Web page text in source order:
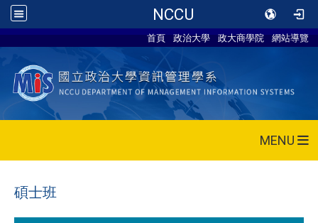
NCCU
首頁 政治大學 政大商學院 網站導覽
MENU
碩士班